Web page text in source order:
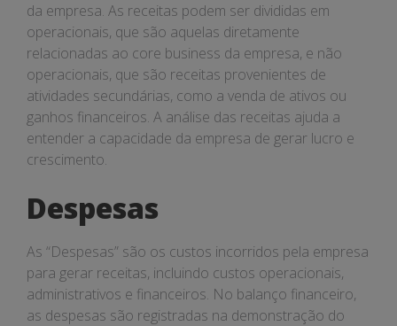
da empresa. As receitas podem ser divididas em
operacionais, que são aquelas diretamente
relacionadas ao core business da empresa, e não
operacionais, que são receitas provenientes de
atividades secundárias, como a venda de ativos ou
ganhos financeiros. A análise das receitas ajuda a
entender a capacidade da empresa de gerar lucro e
crescimento.
Despesas
As “Despesas” são os custos incorridos pela empresa
para gerar receitas, incluindo custos operacionais,
administrativos e financeiros. No balanço financeiro,
as despesas são registradas na demonstração do